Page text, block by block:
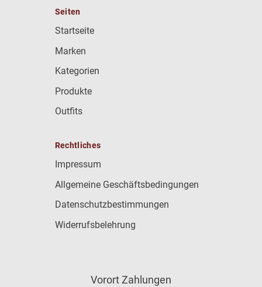
Seiten
Startseite
Marken
Kategorien
Produkte
Outfits
Rechtliches
Impressum
Allgemeine Geschäftsbedingungen
Datenschutzbestimmungen
Widerrufsbelehrung
Vorort Zahlungen